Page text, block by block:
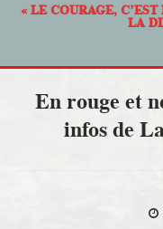
« LE COURAGE,
LA
En rouge et
infos de